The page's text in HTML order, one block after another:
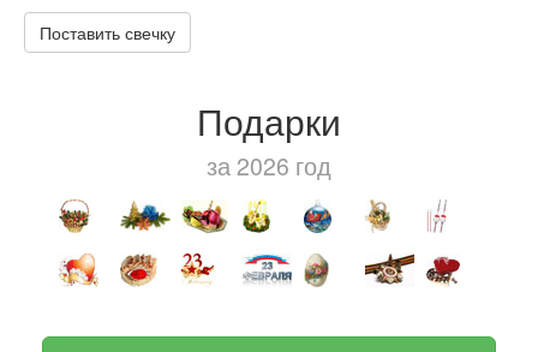
Поставить свечку
Подарки
за 2026 год